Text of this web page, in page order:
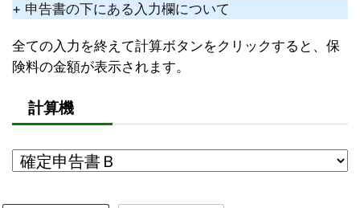
+ 申告書の下にある入力欄について
全ての入力を終えて計算ボタンをクリックすると、保
険料の金額が表示されます。
計算機